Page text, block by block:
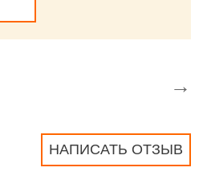
→
НАПИСАТЬ ОТЗЫВ